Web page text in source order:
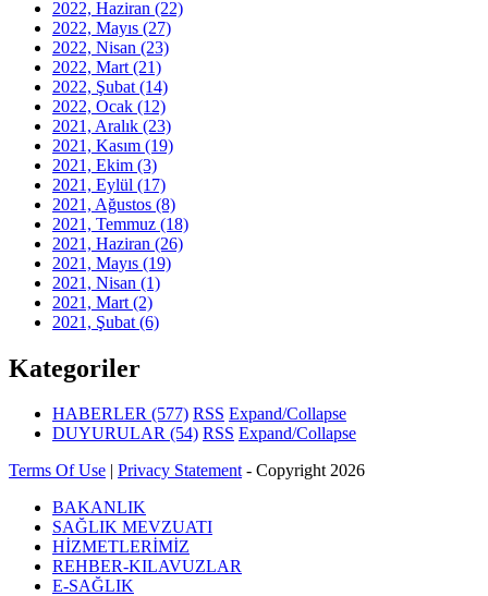
2022, Haziran (22)
2022, Mayıs (27)
2022, Nisan (23)
2022, Mart (21)
2022, Şubat (14)
2022, Ocak (12)
2021, Aralık (23)
2021, Kasım (19)
2021, Ekim (3)
2021, Eylül (17)
2021, Ağustos (8)
2021, Temmuz (18)
2021, Haziran (26)
2021, Mayıs (19)
2021, Nisan (1)
2021, Mart (2)
2021, Şubat (6)
Kategoriler
HABERLER (577) RSS Expand/Collapse
DUYURULAR (54) RSS Expand/Collapse
Terms Of Use | Privacy Statement- Copyright 2026
BAKANLIK
SAĞLIK MEVZUATI
HİZMETLERİMİZ
REHBER-KILAVUZLAR
E-SAĞLIK